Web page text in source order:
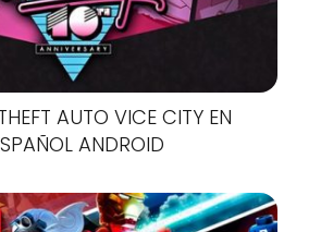
AUTO VICE CITY EN
ANDROID